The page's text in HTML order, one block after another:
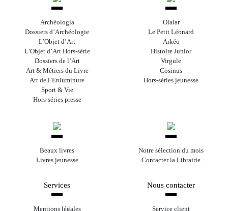
Archéologia
Dossiers d’Archéologie
L’Objet d’Art
L’Objet d’Art Hors-série
Dossiers de l’Art
Art & Métiers du Livre
Art de l’Enluminure
Sport & Vie
Hors-séries presse
Olalar
Le Petit Léonard
Arkéo
Histoire Junior
Virgule
Cosinus
Hors-séries jeunesse
Beaux livres
Livres jeunesse
Notre sélection du mois
Contacter la Librairie
Services
Mentions légales
Nous contacter
Service client